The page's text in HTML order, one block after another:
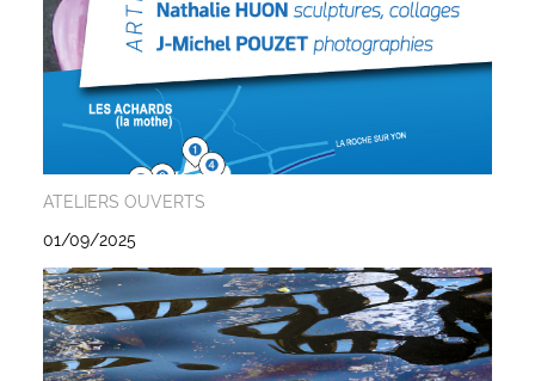
ATELIERS OUVERTS
01/09/2025